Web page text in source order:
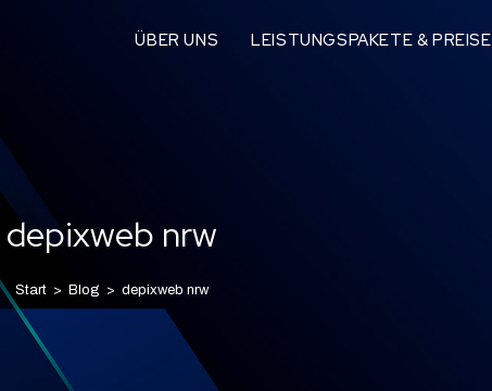
ÜBER UNS LEISTUNGSPAKETE & PREISE
depixweb nrw
Start > Blog > depixweb nrw